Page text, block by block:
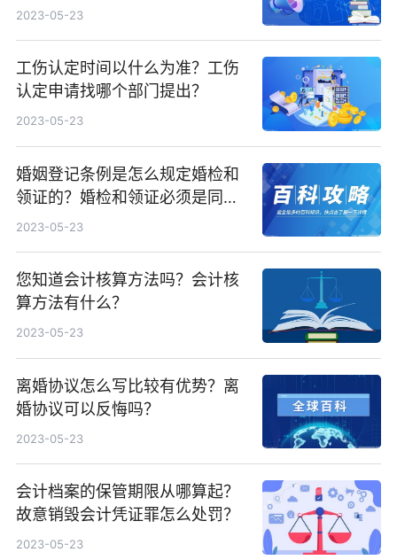
效吗？
2023-05-23
工伤认定时间以什么为准？工伤
认定申请找哪个部门提出？
2023-05-23
婚姻登记条例是怎么规定婚检和
领证的？婚检和领证必须是同一
天吗？
2023-05-23
您知道会计核算方法吗？会计核
算方法有什么？
2023-05-23
离婚协议怎么写比较有优势？离
婚协议可以反悔吗？
2023-05-23
会计档案的保管期限从哪算起？
故意销毁会计凭证罪怎么处罚？
2023-05-23